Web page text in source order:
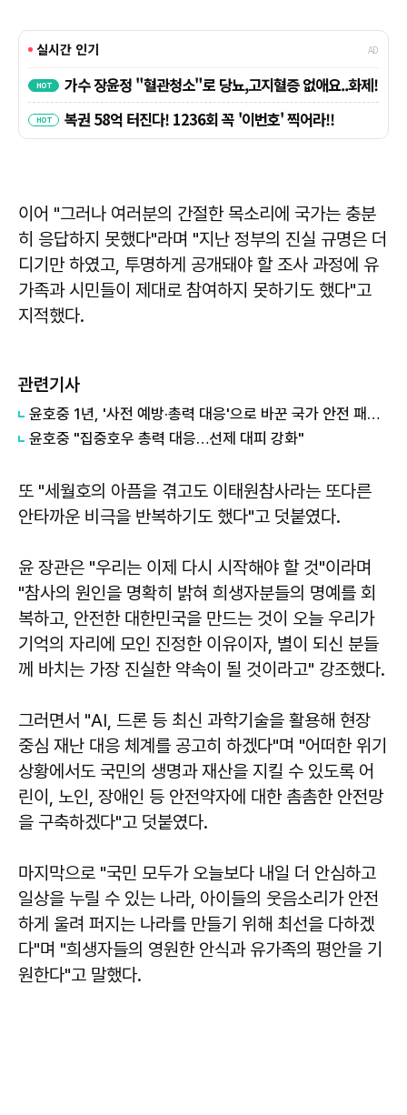
이어 "그러나 여러분의 간절한 목소리에 국가는 충분
히 응답하지 못했다"라며 "지난 정부의 진실 규명은 더
디기만 하였고, 투명하게 공개돼야 할 조사 과정에 유
가족과 시민들이 제대로 참여하지 못하기도 했다"고
지적했다.
관련기사
윤호중 1년, '사전 예방·총력 대응'으로 바꾼 국가 안전 패러다임
윤호중 "집중호우 총력 대응…선제 대피 강화"
또 "세월호의 아픔을 겪고도 이태원참사라는 또다른
안타까운 비극을 반복하기도 했다"고 덧붙였다.
윤 장관은 "우리는 이제 다시 시작해야 할 것"이라며
"참사의 원인을 명확히 밝혀 희생자분들의 명예를 회
복하고, 안전한 대한민국을 만드는 것이 오늘 우리가
기억의 자리에 모인 진정한 이유이자, 별이 되신 분들
께 바치는 가장 진실한 약속이 될 것이라고" 강조했다.
그러면서 "AI, 드론 등 최신 과학기술을 활용해 현장
중심 재난 대응 체계를 공고히 하겠다"며 "어떠한 위기
상황에서도 국민의 생명과 재산을 지킬 수 있도록 어
린이, 노인, 장애인 등 안전약자에 대한 촘촘한 안전망
을 구축하겠다"고 덧붙였다.
마지막으로 "국민 모두가 오늘보다 내일 더 안심하고
일상을 누릴 수 있는 나라, 아이들의 웃음소리가 안전
하게 울려 퍼지는 나라를 만들기 위해 최선을 다하겠
다"며 "희생자들의 영원한 안식과 유가족의 평안을 기
원한다"고 말했다.